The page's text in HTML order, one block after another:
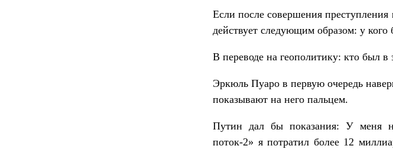
Если после совершения
действует следующим образом: у кого
В переводе на геополитику: кто был в
Эркюль Пуаро в первую очередь
показывают на него пальцем.
Путин дал бы показания: У меня
поток-2» я потратил более 12